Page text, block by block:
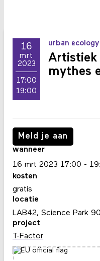
16
mrt
2023
17:00
19:00
urban
Artistiek
mythes
Meld je aan
wanneer
16 mrt 2023 17:00
kosten
gratis
locatie
LAB42, Science Park
project
T-Factor